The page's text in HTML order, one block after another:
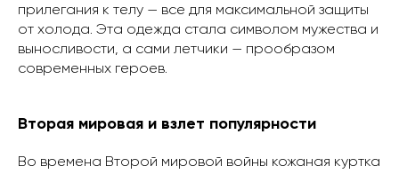
прилегания к телу — все для максимальной защиты
от холода. Эта одежда стала символом мужества и
выносливости, а сами летчики — прообразом
современных героев.
Вторая мировая и взлет популярности
Во времена Второй мировой войны кожаная куртка